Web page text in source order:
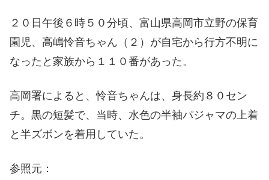
２０日午後６時５０分頃、富山県高岡市立野の保育
園児、高嶋怜音ちゃん（２）が自宅から行方不明に
なったと家族から１１０番があった。
高岡署によると、怜音ちゃんは、身長約８０セン
チ。黒の短髪で、当時、水色の半袖パジャマの上着
と半ズボンを着用していた。
参照元：